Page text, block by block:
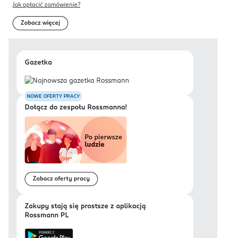
Jak opłacić zamówienie?
Zobacz więcej
Gazetka
NOWE OFERTY PRACY
Dołącz do zespołu Rossmanna!
Zobacz oferty pracy
Zakupy stają się prostsze z aplikacją
Rossmann PL